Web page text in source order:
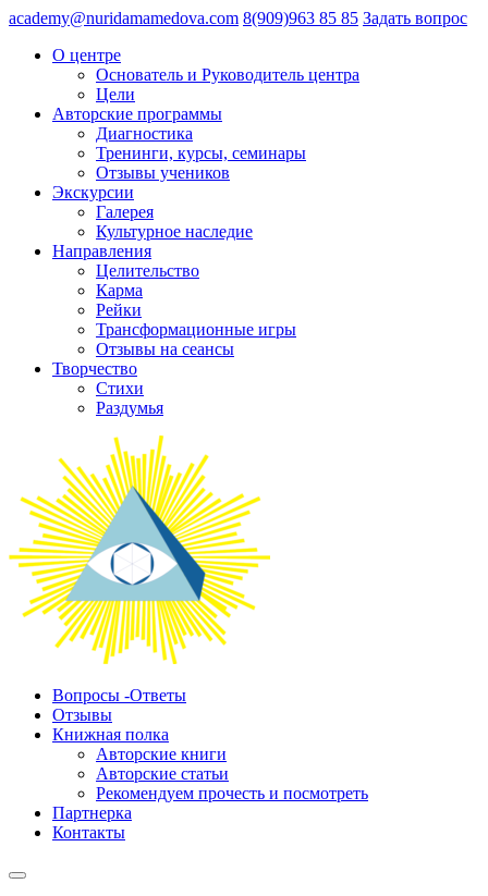
academy@nuridamamedova.com 8(909)963 85 85 Задать вопрос
О центре
Основатель и Руководитель центра
Цели
Авторские программы
Диагностика
Тренинги, курсы, семинары
Отзывы учеников
Экскурсии
Галерея
Культурное наследие
Направления
Целительство
Карма
Рейки
Трансформационные игры
Отзывы на сеансы
Творчество
Стихи
Раздумья
Вопросы -Ответы
Отзывы
Книжная полка
Авторские книги
Авторские статьи
Рекомендуем прочесть и посмотреть
Партнерка
Контакты